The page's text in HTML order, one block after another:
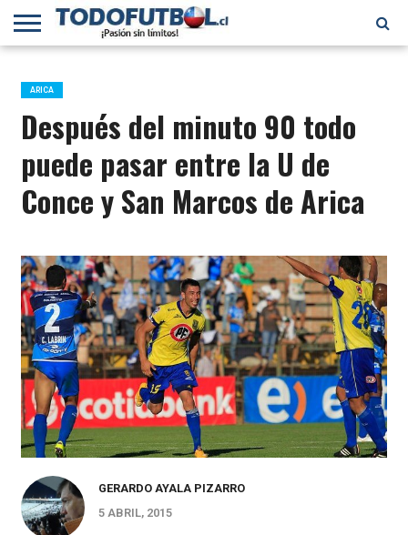
PRIMERA
B
SELECCIÓN
CHILENA
CHILENOS
EN EL
MUNDO
FÚTBOL
INTERNACIONAL
ARICA
Después del minuto 90 todo
puede pasar entre la U de
Conce y San Marcos de Arica
GERARDO AYALA PIZARRO
5 ABRIL, 2015